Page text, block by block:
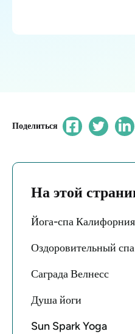
Поделиться
На этой
Йога-спа Калифорния
Оздоровительный
Саграда Велнесс
Душа йоги
Sun Spark Yoga